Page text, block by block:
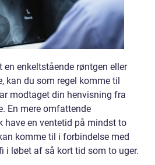
enkeltstående røntgen eller
kan du som regel komme til
modtaget din henvisning fra
En mere omfattende
have en ventetid på mindst to
komme til i forbindelse med
i løbet af så kort tid som to uger.